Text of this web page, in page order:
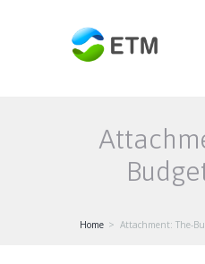
Home Attachment: The-